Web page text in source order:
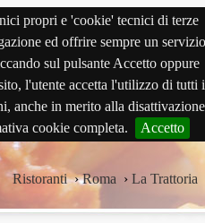
propri e 'cookie' tecnici di terze
ed offrire sempre un servizio
sul pulsante Accetto oppure
l'utente accetta l'utilizzo di tutti i
anche in merito alla
cookie completa.
Accetto
Ristoranti ›Roma › La Trattoria